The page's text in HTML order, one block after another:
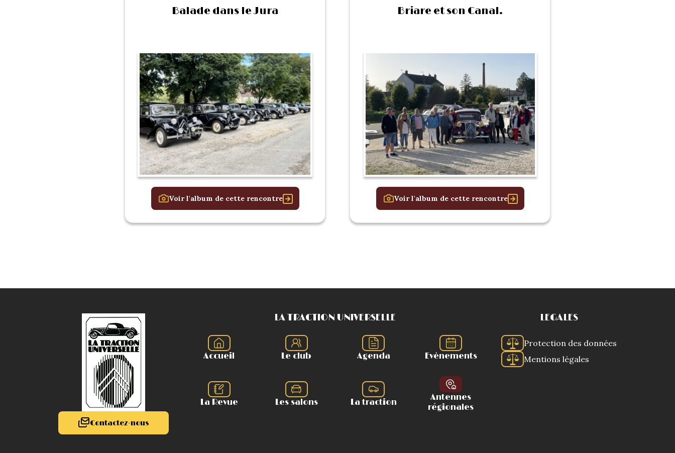
Balade dans le Jura
Voir l'album de cette rencontre
Briare et son Canal.
Voir l'album de cette rencontre
Contactez-nous
LA TRACTION UNIVERSELLE
Accueil Le club Agenda Evènements
La Revue Les salons La traction
Antennes
régionales
LEGALES
Protection des données
Mentions légales